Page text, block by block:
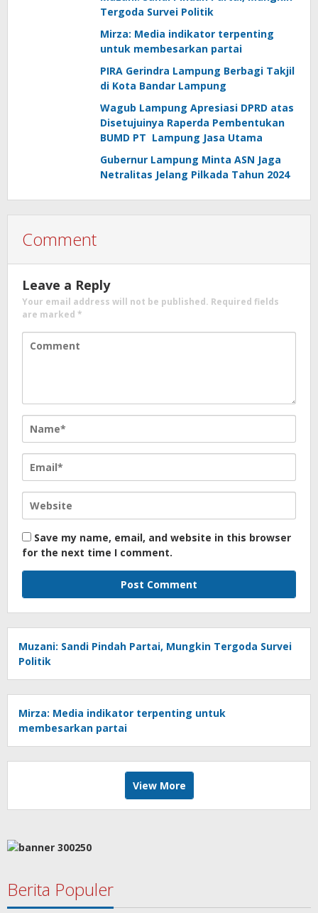
Tergoda Survei Politik
Mirza: Media indikator terpenting
untuk membesarkan partai
PIRA Gerindra Lampung Berbagi Takjil
di Kota Bandar Lampung
Wagub Lampung Apresiasi DPRD atas
Disetujuinya Raperda Pembentukan
BUMD PT Lampung Jasa Utama
Gubernur Lampung Minta ASN Jaga
Netralitas Jelang Pilkada Tahun 2024
Comment
Leave a Reply
Your email address will not be published. Required fields
are marked *
Save my name, email, and website in this browser
for the next time I comment.
Muzani: Sandi Pindah Partai, Mungkin Tergoda Survei
Politik
Mirza: Media indikator terpenting untuk
membesarkan partai
View More
Berita Populer